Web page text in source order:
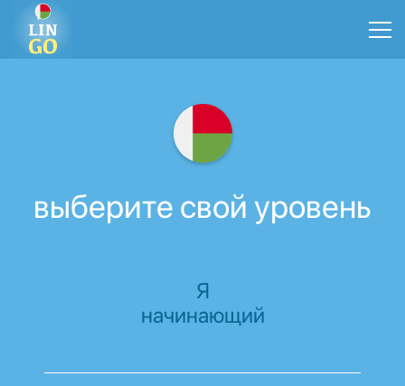
выберите свой уровень
Я
начинающий